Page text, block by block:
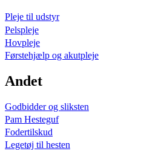
Pleje til udstyr
Pelspleje
Hovpleje
Førstehjælp og akutpleje
Andet
Godbidder og sliksten
Pam Hesteguf
Fodertilskud
Legetøj til hesten